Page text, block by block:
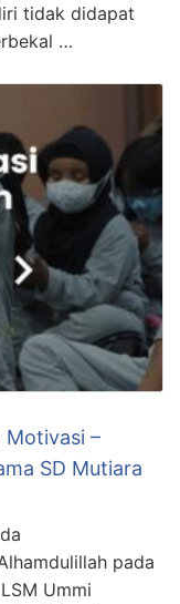
tidak didapat
…
Motivasi –
SD Mutiara
pada
Ummi